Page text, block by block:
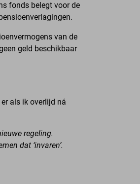
fonds belegt voor de
van de
geld beschikbaar
als ik overlijd ná
regeling.
dat ‘invaren’.